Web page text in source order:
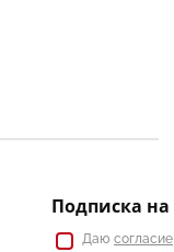
Подписка на
Даю согласие